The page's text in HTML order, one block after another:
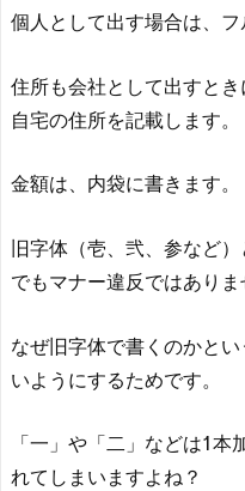
個人として出す場合は、フ
住所も会社として出すと
自宅の住所を記載します。
金額は、内袋に書きます。
旧字体（壱、弐、参など
でもマナー違反ではありま
なぜ旧字体で書くのかと
いようにするためです。
「一」や「二」などは1
れてしまいますよね？